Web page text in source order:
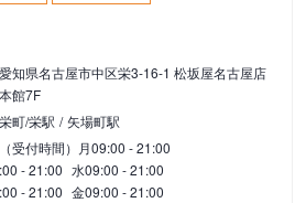
愛知県名古屋市中区栄3-16-1 松坂屋名古屋店
本館7F
栄町/栄駅
矢場町駅
（受付時間） 月09:00 - 21:00
- 21:00 水09:00 - 21:00
- 21:00 金09:00 - 21:00